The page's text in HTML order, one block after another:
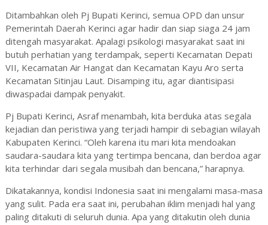
Ditambahkan oleh Pj Bupati Kerinci, semua OPD dan unsur
Pemerintah Daerah Kerinci agar hadir dan siap siaga 24 jam
ditengah masyarakat. Apalagi psikologi masyarakat saat ini
butuh perhatian yang terdampak, seperti Kecamatan Depati
VII, Kecamatan Air Hangat dan Kecamatan Kayu Aro serta
Kecamatan Sitinjau Laut. Disamping itu, agar diantisipasi
diwaspadai dampak penyakit.
Pj Bupati Kerinci, Asraf menambah, kita berduka atas segala
kejadian dan peristiwa yang terjadi hampir di sebagian wilayah
Kabupaten Kerinci. “Oleh karena itu mari kita mendoakan
saudara-saudara kita yang tertimpa bencana, dan berdoa agar
kita terhindar dari segala musibah dan bencana,” harapnya.
Dikatakannya, kondisi Indonesia saat ini mengalami masa-masa
yang sulit. Pada era saat ini, perubahan iklim menjadi hal yang
paling ditakuti di seluruh dunia. Apa yang ditakutin oleh dunia